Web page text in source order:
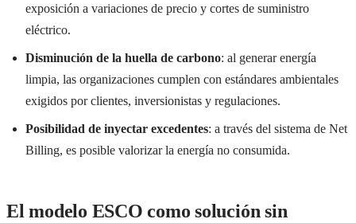
exposición a variaciones de precio y cortes de suministro
eléctrico.
Disminución de la huella de carbono: al generar energía
limpia, las organizaciones cumplen con estándares ambientales
exigidos por clientes, inversionistas y regulaciones.
Posibilidad de inyectar excedentes: a través del sistema de Net
Billing, es posible valorizar la energía no consumida.
El modelo ESCO como solución sin